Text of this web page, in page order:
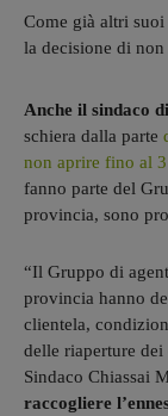
Come già altri
la decisione di
Anche il sindaco
schiera dalla parte
non aprire fino al
fanno parte del
provincia, sono
“Il Gruppo di
provincia hanno
clientela,
delle riaperture
Sindaco Chiassai
raccogliere